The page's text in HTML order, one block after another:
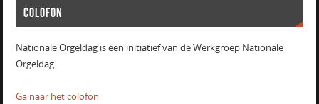
COLOFON
Nationale Orgeldag is een initiatief van de Werkgroep Nationale
Orgeldag.
Ga naar het colofon